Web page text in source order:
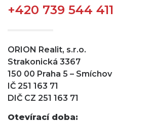
+420 739 544 411
ORION Realit, s.r.o.
Strakonická 3367
150 00 Praha 5 – Smíchov
IČ 251 163 71
DIČ CZ 251 163 71
Otevírací doba: